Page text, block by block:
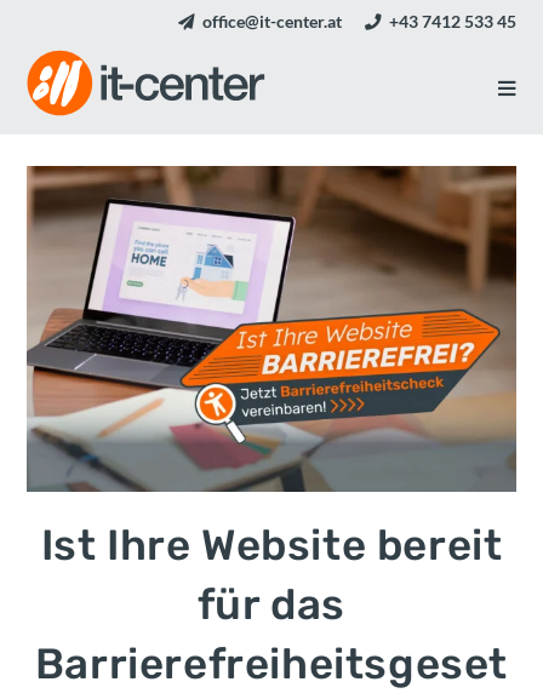
office@it-center.at +43 7412 533 45
Ist Ihre Website bereit
für das
Barrierefreiheitsgeset